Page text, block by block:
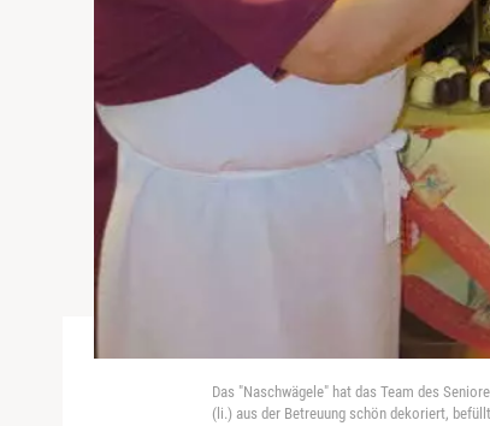
Das "Naschwägele" hat das Team des
(li.) aus der Betreuung schön dekoriert,